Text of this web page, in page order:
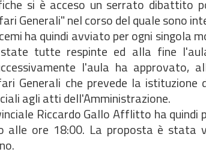
si è acceso un serrato dibattito
Generali" nel corso del quale sono
ha quindi avviato per ogni
tutte respinte ed alla fine
l'aula ha
Generali che prevede la
agli atti dell'Amministrazione.
Riccardo Gallo Afflitto ha
alle ore 18:00. La proposta è